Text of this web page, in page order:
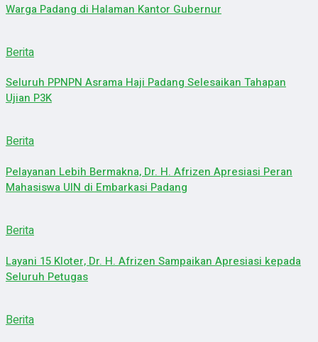
Warga Padang di Halaman Kantor Gubernur
Berita
Seluruh PPNPN Asrama Haji Padang Selesaikan Tahapan
Ujian P3K
Berita
Pelayanan Lebih Bermakna, Dr. H. Afrizen Apresiasi Peran
Mahasiswa UIN di Embarkasi Padang
Berita
Layani 15 Kloter, Dr. H. Afrizen Sampaikan Apresiasi kepada
Seluruh Petugas
Berita